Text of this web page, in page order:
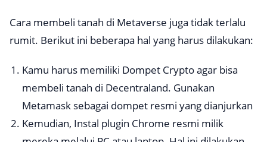
Cara membeli tanah di Metaverse juga tidak terlalu
rumit. Berikut ini beberapa hal yang harus dilakukan:
Kamu harus memiliki Dompet Crypto agar bisa
membeli tanah di Decentraland. Gunakan
Metamask sebagai dompet resmi yang dianjurkan
Kemudian, Instal plugin Chrome resmi milik